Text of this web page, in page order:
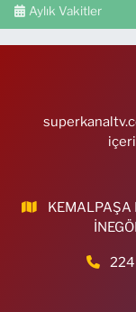
Aylık Vakitler
KEMALPAŞA